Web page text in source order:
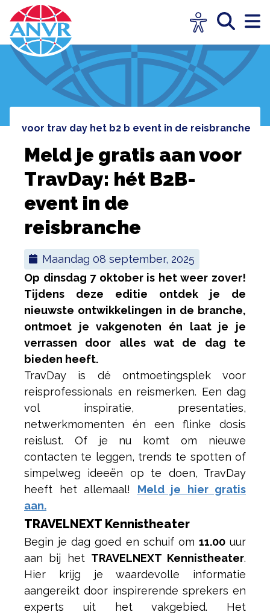
voor trav day het b2 b event in de reisbranche
Meld je gratis aan voor
TravDay: hét B2B-
event in de
reisbranche
maandag 08 september, 2025
Op dinsdag 7 oktober is het weer zover!
Tijdens deze editie ontdek je de
nieuwste ontwikkelingen in de branche,
ontmoet je vakgenoten én laat je je
verrassen door alles wat de dag te
bieden heeft.
TravDay is dé ontmoetingsplek voor
reisprofessionals en reismerken. Een dag
vol inspiratie, presentaties,
netwerkmomenten én een flinke dosis
reislust. Of je nu komt om nieuwe
contacten te leggen, trends te spotten of
simpelweg ideeën op te doen, TravDay
heeft het allemaal! Meld je hier gratis
aan.
TRAVELNEXT Kennistheater
Begin je dag goed en schuif om 11.00uur
aan bij het TRAVELNEXT Kennistheater.
Hier krijg je waardevolle informatie
aangereikt door inspirerende sprekers en
experts uit het vakgebied. Het